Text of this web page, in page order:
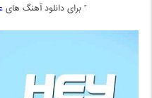
” برای دانلود آهنگ های